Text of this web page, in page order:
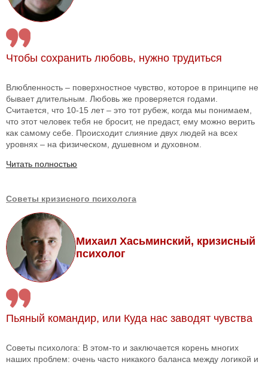
Чтобы сохранить любовь, нужно трудиться
Влюбленность – поверхностное чувство, которое в принципе не
бывает длительным. Любовь же проверяется годами.
Считается, что 10-15 лет – это тот рубеж, когда мы понимаем,
что этот человек тебя не бросит, не предаст, ему можно верить
как самому себе. Происходит слияние двух людей на всех
уровнях – на физическом, душевном и духовном.
Читать полностью
Советы кризисного психолога
Михаил Хасьминский, кризисный
психолог
Пьяный командир, или Куда нас заводят чувства
Советы психолога: В этом-то и заключается корень многих
наших проблем: очень часто никакого баланса между логикой и